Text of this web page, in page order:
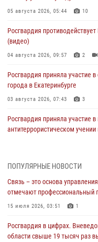
05 августа 2026, 05:44 10
Росгвардия
(видео)
04 августа 2026, 09:57 2
Росгвардия приняла участие
города в Екатеринбурге
03 августа 2026, 07:43 3
Росгвардия приняла участие
антитеррористическом
Росгвардия обеспечивает
Представитель Управления
«Телекон»
ПОПУЛЯРНЫЕ НОВОСТИ
Связь – это основа
отмечают профессиональный
15 июля 2026, 03:51 1
Росгвардия в цифрах.
области свыше 19 тысяч раз